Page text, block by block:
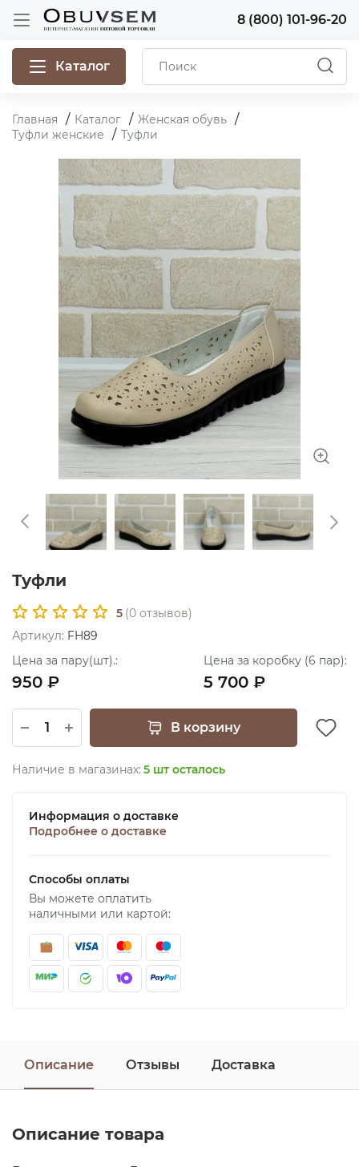
8 (800) 101-96-20
Каталог
Главная Каталог
Женская обувь
Туфли женские
Туфли
Туфли
5 (0 отзывов)
Артикул: FH89
Цена за пару(шт).:
950 ₽
Цена за коробку (6 пар):
5 700 ₽
В корзину
Наличие в магазинах: 5 шт осталось
Информация о доставке
Подробнее о доставке
Способы оплаты
Вы можете оплатить
наличными или картой:
Описание Отзывы Доставка
Описание товара